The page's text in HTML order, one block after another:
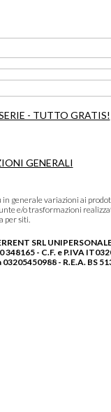
- TUTTO GRATIS!
GENERALI
generale variazioni ai
e/o trasformazioni
per siti.
SRL
- C.F. e P.IVA
- R.E.A. BS